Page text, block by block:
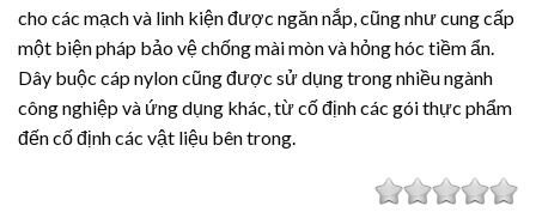
cho các mạch và linh kiện được ngăn nắp, cũng như cung cấp
một biện pháp bảo vệ chống mài mòn và hỏng hóc tiềm ẩn.
Dây buộc cáp nylon cũng được sử dụng trong nhiều ngành
công nghiệp và ứng dụng khác, từ cố định các gói thực phẩm
đến cố định các vật liệu bên trong.